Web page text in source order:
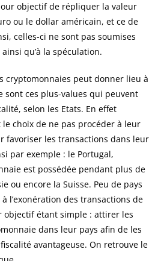
objectif de répliquer la valeur
ou le dollar américain, et ce de
celles-ci ne sont pas soumises
qu’à la spéculation.
cryptomonnaies peut donner lieu à
sont ces plus-values qui peuvent
selon les Etats. En effet
choix de ne pas procéder à leur
favoriser les transactions dans leur
par exemple : le Portugal,
est possédée pendant plus de
ou encore la Suisse. Peu de pays
l’exonération des transactions de
objectif étant simple : attirer les
dans leur pays afin de les
avantageuse. On retrouve le